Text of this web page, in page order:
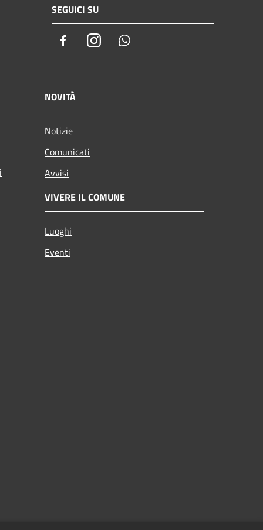
SEGUICI SU
FacebookInstagram
NOVITÀ
Notizie
Comunicati
Avvisi
VIVERE IL COMUNE
Luoghi
Eventi